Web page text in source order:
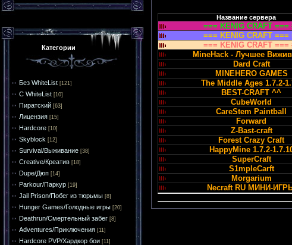
Категории
Без WhiteList [121]
С WhiteList [10]
Пиратский [63]
Лицензия [15]
Hardcore [10]
Skyblock [12]
Survival/Выживание [38]
Creative/Креатив [18]
Dupe/Дюп [14]
Parkour/Паркур [19]
Jail Prison/Побег из тюрьмы [8]
Hunger Games/Голодные игры [20]
Deathrun/Смертельный забег [8]
Adventures/Приключения [11]
Hardcore PVP/Хардкор бои [11]
Название сервера
=== KENIG CRAFT ===
=== KENIG CRAFT ===
=== KENIG CRAFT ===
MineHack - Лучшее
Dard Craft
MINEHERO GAMES
The Middle Ages 1.7.2-
BEST-CRAFT ^^
CubeWorld
CareStem Paintball
Forward
Z-Bast-craft
Forest Crazy Craft
HappyMine 1.7.2-
SuperCraft
S1mpleCarft
Morgarium
Necraft RU МИНИ-